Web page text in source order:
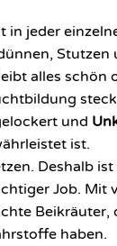
in jeder
Stutzen
alles schön
und
ist.
Deshalb ist
Job. Mit
Beikräuter,
haben.